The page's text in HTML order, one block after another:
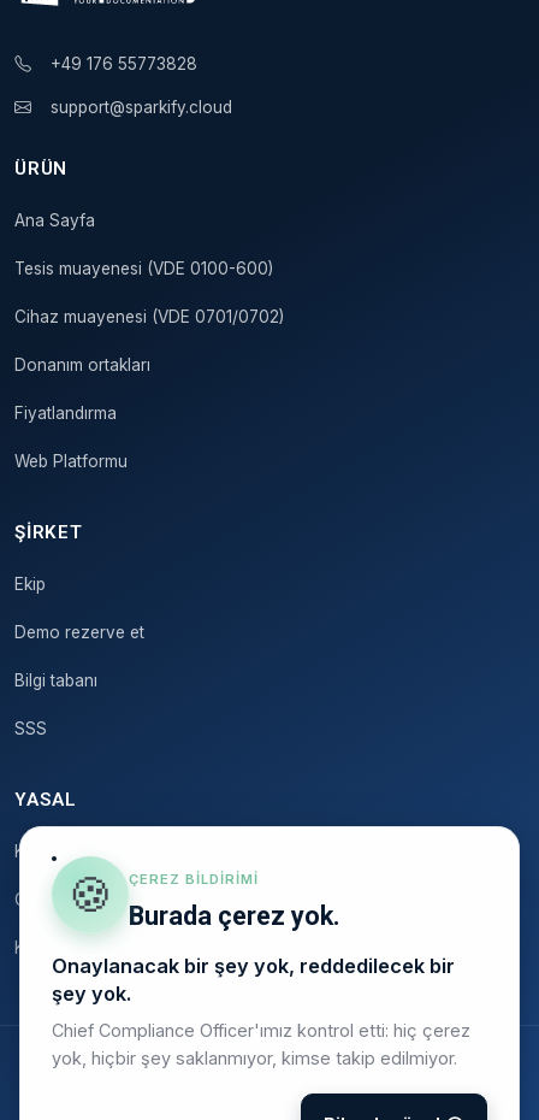
🍪 ÇEREZ BILDIRIMI
Burada çerez yok.
Onaylanacak bir şey yok, reddedilecek bir
şey yok.
Chief Compliance Officer'ımız kontrol etti: hiç çerez
yok, hiçbir şey saklanmıyor, kimse takip edilmiyor.
+49 176 55773828
support@sparkify.cloud
ÜRÜN
Ana Sayfa
Tesis muayenesi (VDE 0100-600)
Cihaz muayenesi (VDE 0701/0702)
Donanım ortakları
Fiyatlandırma
Web Platformu
ŞIRKET
Ekip
Demo rezerve et
Bilgi tabanı
SSS
YASAL
Künye
Gizlilik
Koşullar
© 2026 Onstruc